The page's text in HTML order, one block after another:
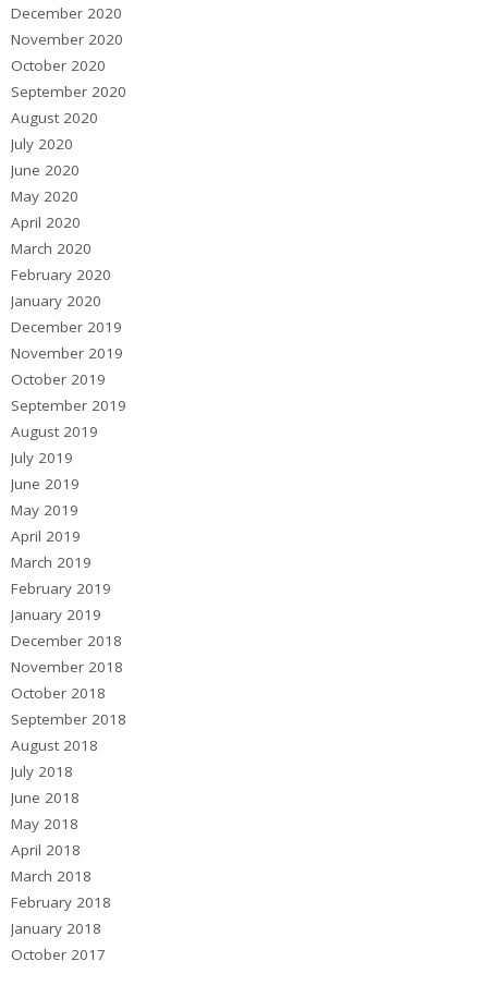
December 2020
November 2020
October 2020
September 2020
August 2020
July 2020
June 2020
May 2020
April 2020
March 2020
February 2020
January 2020
December 2019
November 2019
October 2019
September 2019
August 2019
July 2019
June 2019
May 2019
April 2019
March 2019
February 2019
January 2019
December 2018
November 2018
October 2018
September 2018
August 2018
July 2018
June 2018
May 2018
April 2018
March 2018
February 2018
January 2018
October 2017